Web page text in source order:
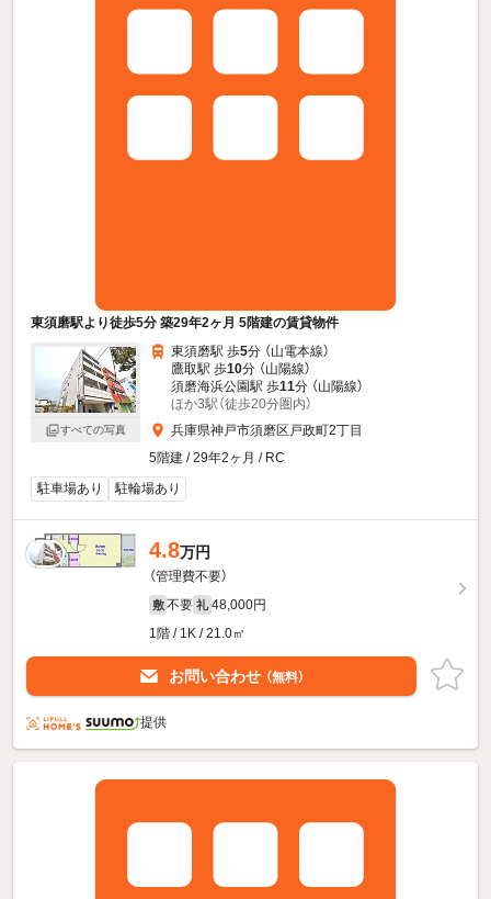
東須磨駅より徒歩5分 築29年2ヶ月 5階建の賃貸物件
すべての写真
東須磨駅 歩5分 （山電本線）
鷹取駅 歩10分 （山陽線）
須磨海浜公園駅 歩11分 （山陽線）
ほか3駅（徒歩20分圏内）
兵庫県神戸市須磨区戸政町2丁目
5階建 / 29年2ヶ月 / RC
駐車場あり
駐輪場あり
4.8万円
（管理費不要）
敷 不要 礼 48,000円
1階 / 1K / 21.0㎡
お問い合わせ （無料）
提供